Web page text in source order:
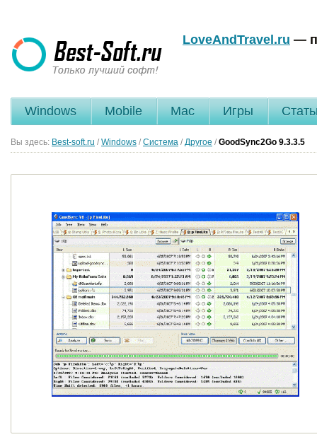
LoveAndTravel.ru —
Windows Mobile Mac Игры
Вы здесь: Best-soft.ru / Windows / Система / Другое / GoodSync2Go 9.3.3.5